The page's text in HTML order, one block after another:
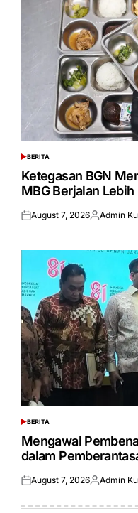
POSTED
IN
BERITA
Ketegasan BGN
MBG Berjalan
Posted
August 7, 2026Posted
Admin
POSTED
IN
BERITA
Mengawal
dalam
Posted
August 7, 2026Posted
Admin